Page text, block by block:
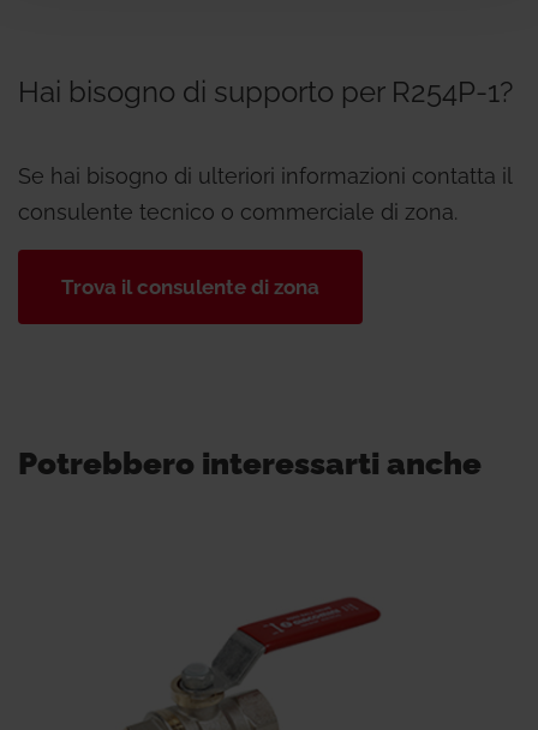
Hai bisogno di supporto per R254P-1?
Se hai bisogno di ulteriori informazioni contatta il
consulente tecnico o commerciale di zona.
Trova il consulente di zona
Potrebbero interessarti anche